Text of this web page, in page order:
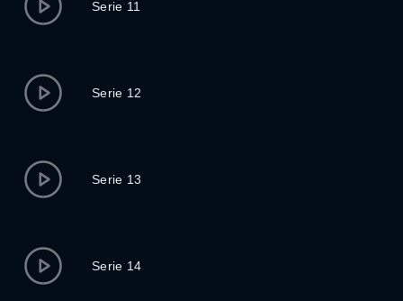
Serie 11
Serie 12
Serie 13
Serie 14